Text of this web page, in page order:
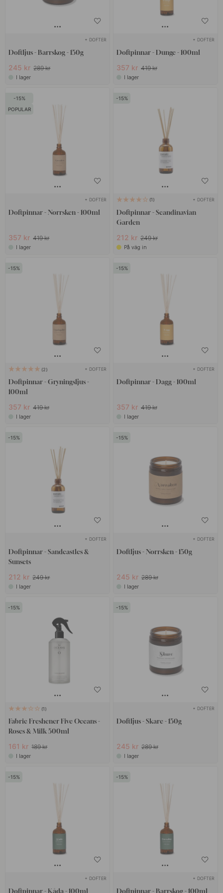
+ DOFTER
Doftljus - Barrskog - 150g
245 kr 289 kr
I lager
+ DOFTER
Doftpinnar - Dunge - 100ml
357 kr 419 kr
I lager
15
POPULAR
+ DOFTER
Doftpinnar - Norrsken - 100ml
357 kr 419 kr
I lager
15
1 + DOFTER
Doftpinnar - Scandinavian
Garden
212 kr 249 kr
På väg in
15
2 + DOFTER
Doftpinnar - Gryningsljus -
100ml
357 kr 419 kr
I lager
15
+ DOFTER
Doftpinnar - Dagg - 100ml
357 kr 419 kr
I lager
15
+ DOFTER
Doftpinnar - Sandcastles &
Sunsets
212 kr 249 kr
I lager
15
+ DOFTER
Doftljus - Norrsken - 150g
245 kr 289 kr
I lager
15
1
Fabric Freshener Five Oceans -
Roses & Milk 500ml
161 kr 189 kr
I lager
15
+ DOFTER
Doftljus - Skare - 150g
245 kr 289 kr
I lager
15
+ DOFTER
Doftpinnar - Kåda - 100ml
15
+ DOFTER
Doftpinnar - Barrskog - 100ml